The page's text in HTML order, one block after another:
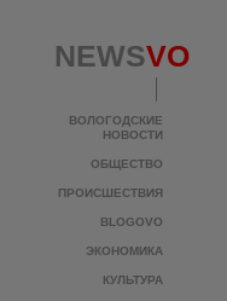
NEWSVO
ВОЛОГОДСКИЕ
НОВОСТИ
ОБЩЕСТВО
ПРОИСШЕСТВИЯ
BLOGOVO
ЭКОНОМИКА
КУЛЬТУРА